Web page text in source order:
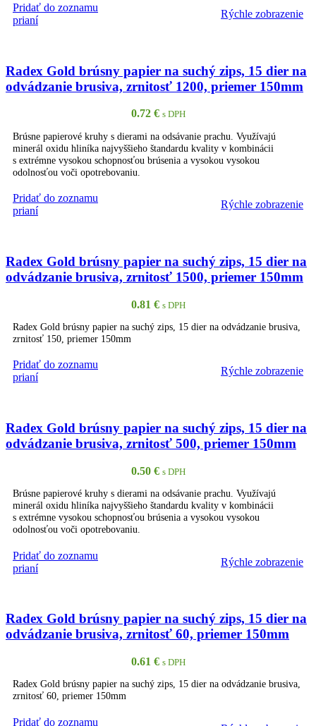
Pridať do zoznamu
prianí
Rýchle zobrazenie
Radex Gold brúsny papier na suchý zips, 15 dier na
odvádzanie brusiva, zrnitosť 1200, priemer 150mm
0.72 € s DPH
Brúsne papierové kruhy s dierami na odsávanie prachu. Využívajú
minerál oxidu hliníka najvyššieho štandardu kvality v kombinácii
s extrémne vysokou schopnosťou brúsenia a vysokou vysokou
odolnosťou voči opotrebovaniu.
Pridať do zoznamu
prianí
Rýchle zobrazenie
Radex Gold brúsny papier na suchý zips, 15 dier na
odvádzanie brusiva, zrnitosť 1500, priemer 150mm
0.81 € s DPH
Radex Gold brúsny papier na suchý zips, 15 dier na odvádzanie brusiva,
zrnitosť 150, priemer 150mm
Pridať do zoznamu
prianí
Rýchle zobrazenie
Radex Gold brúsny papier na suchý zips, 15 dier na
odvádzanie brusiva, zrnitosť 500, priemer 150mm
0.50 € s DPH
Brúsne papierové kruhy s dierami na odsávanie prachu. Využívajú
minerál oxidu hliníka najvyššieho štandardu kvality v kombinácii
s extrémne vysokou schopnosťou brúsenia a vysokou vysokou
odolnosťou voči opotrebovaniu.
Pridať do zoznamu
prianí
Rýchle zobrazenie
Radex Gold brúsny papier na suchý zips, 15 dier na
odvádzanie brusiva, zrnitosť 60, priemer 150mm
0.61 € s DPH
Radex Gold brúsny papier na suchý zips, 15 dier na odvádzanie brusiva,
zrnitosť 60, priemer 150mm
Pridať do zoznamu